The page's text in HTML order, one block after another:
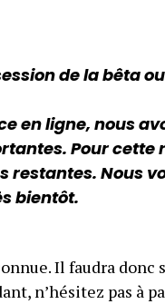
de la bêta
en ligne, nous
Pour cette
restantes. Nous
bientôt.
Il faudra donc
n’hésitez pas à